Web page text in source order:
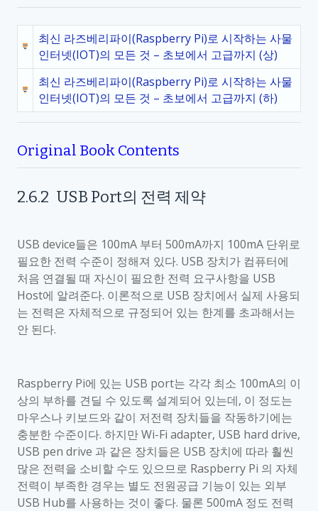
최신 라즈베리파이(Raspberry Pi)로 시작하는 사물
인터넷(IOT)의 모든 것 – 초보에서 고급까지 (상)
최신 라즈베리파이(Raspberry Pi)로 시작하는 사물
인터넷(IOT)의 모든 것 – 초보에서 고급까지 (하)
Original Book Contents
2.6.2 USB Port의 전력 제약
USB device들은 100mA 부터 500mA까지 100mA 단위로
필요한 전력 수준이 정해져 있다. USB 장치가 컴퓨터에
처음 연결될 때 자신이 필요한 전력 요구사항을 USB
Host에 알려준다. 이론적으로 USB 장치에서 실제 사용되
는 전력은 자체적으로 규정되어 있는 한계를 초과해서는
안 된다.
Raspberry Pi에 있는 USB port는 각각 최소 100mA의 이
상의 부하를 견딜 수 있도록 설계되어 있는데, 이 정도는
마우스나 키보드와 같이 저전력 장치들을 작동하기에는
충분한 수준이다. 하지만Wi-Fi adapter, USB hard drive,
USB pen drive 과 같은 장치들은 USB 장치에 따라 훨씬
많은 전력을 소비할 수도 있으므로 Raspberry Pi 의 자체
전력이 부족한 경우는 별도 전원공급 기능이 있는 외부
USB Hub를 사용하는 것이 좋다. 물론 500mA 정도 전력